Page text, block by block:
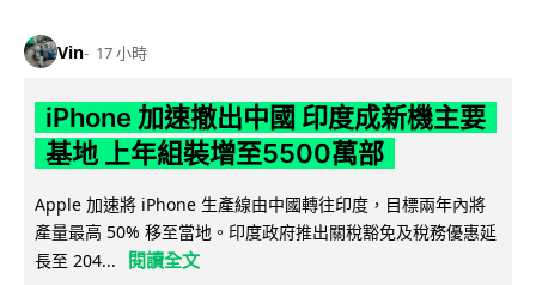
Vin 17 小時
iPhone 加速撤出中國 印度成新機主要
基地 上年組裝增至5500萬部
Apple 加速將 iPhone 生產線由中國轉往印度，目標兩年內將
產量最高 50% 移至當地。印度政府推出關稅豁免及稅務優惠延
長至 204...
閱讀全文